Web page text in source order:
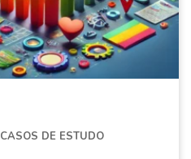
CASOS DE ESTUDO